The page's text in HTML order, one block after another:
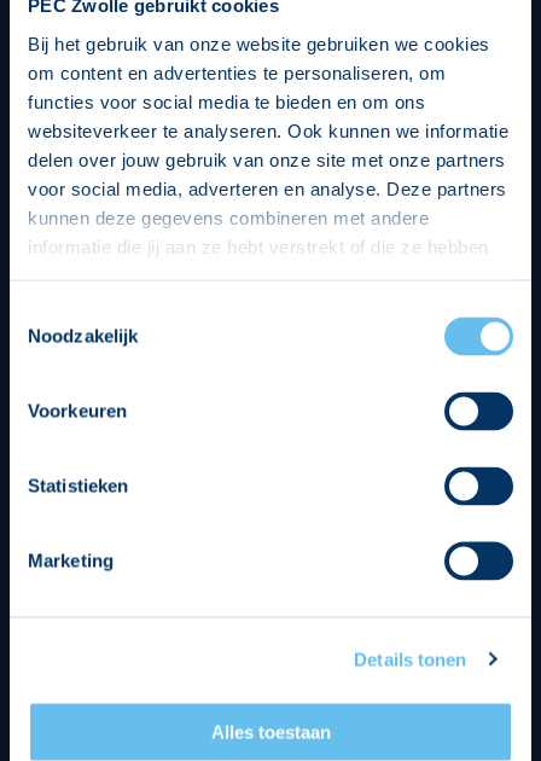
PEC Zwolle gebruikt cookies
Bij het gebruik van onze website gebruiken we cookies
om content en advertenties te personaliseren, om
functies voor social media te bieden en om ons
websiteverkeer te analyseren. Ook kunnen we informatie
delen over jouw gebruik van onze site met onze partners
voor social media, adverteren en analyse. Deze partners
kunnen deze gegevens combineren met andere
informatie die jij aan ze hebt verstrekt of die ze hebben
op een veilige en integere wijze. Je kunt je toestemming
beheren op de privacy- en cookieverklaring pagina.
Noodzakelijk
Voorkeuren
Statistieken
Marketing
Details tonen
Alles toestaan